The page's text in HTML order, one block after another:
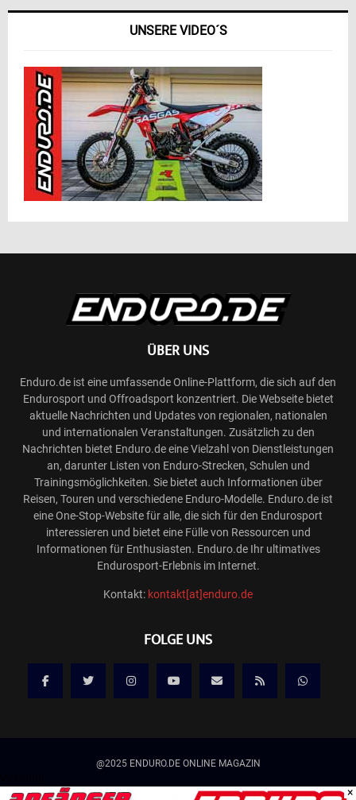
UNSERE VIDEO´S
ÜBER UNS
Enduro.de ist eine umfassende Online-Plattform, die sich auf den
Endurosport und Offroadsport konzentriert. Die Webseite bietet
aktuelle Nachrichten und Updates von regionalen, nationalen
und internationalen Veranstaltungen. Zusätzlich zu den
Nachrichten bietet Enduro.de eine Vielzahl von Dienstleistungen
an, darunter Listen von Enduro-Strecken, Schulen und
Trainingsmöglichkeiten. Sie bietet auch Informationen über
Reisen, Touren und verschiedene Enduro-Modelle. Enduro.de ist
eine One-Stop-Website für alle, die sich für den Endurosport
interessieren und bietet eine Fülle von Ressourcen und
Informationen für Enthusiasten. Enduro.de Ihr ultimatives
Endurosport-Erlebnis im Internet.
Kontakt: kontakt[at]enduro.de
FOLGE UNS
@2025 ENDURO.DE ONLINE MAGAZIN
Kontakt Mediadaten/Werbung
×